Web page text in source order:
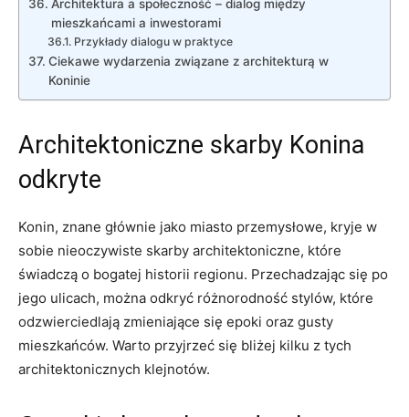
Architektura ​a społeczność – dialog między
mieszkańcami‍ a inwestorami
Przykłady dialogu⁤ w⁣ praktyce
Ciekawe wydarzenia związane z architekturą w
Koninie
Architektoniczne skarby⁣ Konina​
odkryte
Konin, znane głównie jako miasto przemysłowe, kryje w
sobie nieoczywiste skarby architektoniczne, które
świadczą o bogatej historii regionu. Przechadzając się po
jego ulicach, można odkryć różnorodność stylów, które
odzwierciedlają zmieniające się epoki oraz ⁢gusty
mieszkańców. Warto ⁢przyjrzeć ⁣się bliżej⁣ kilku z tych
architektonicznych klejnotów.